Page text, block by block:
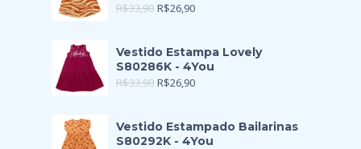
R$33,90 R$26,90
Vestido Estampa Lovely
S80286K - 4You
R$33,90 R$26,90
Vestido Estampado Bailarinas
S80292K - 4You